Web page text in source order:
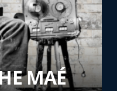
MAÉ